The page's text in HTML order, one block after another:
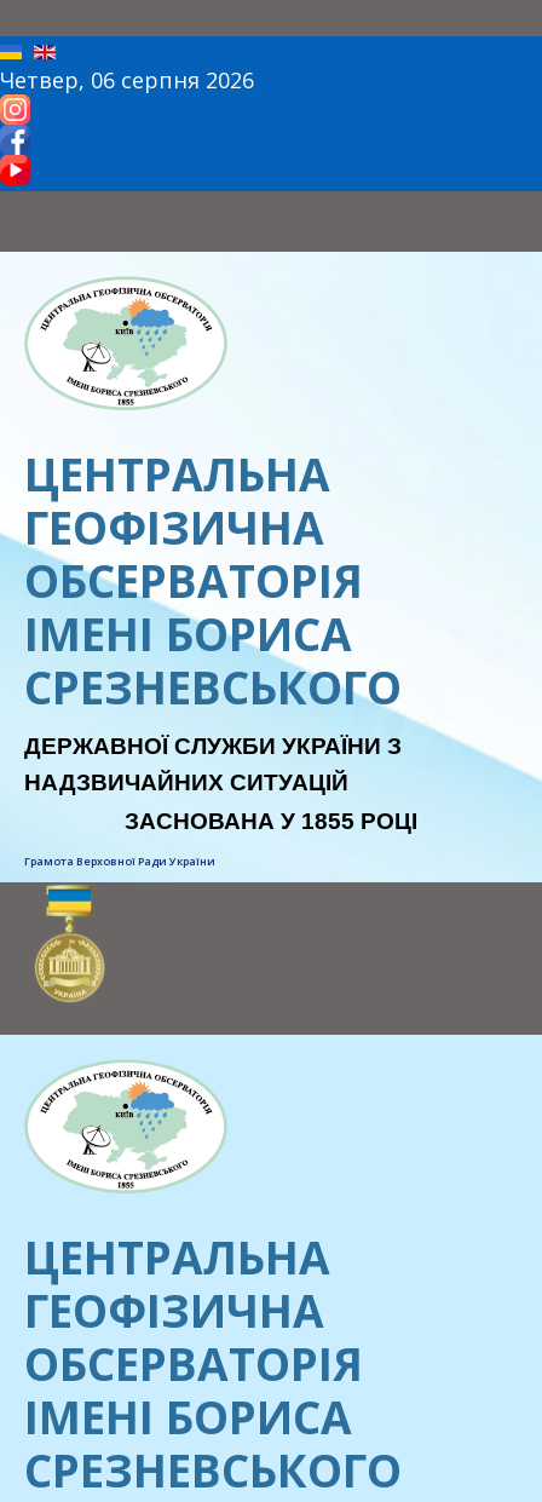
Четвер, 06 серпня 2026
ЦЕНТРАЛЬНА
ГЕОФІЗИЧНА
ОБСЕРВАТОРІЯ
ІМЕНІ БОРИСА
СРЕЗНЕВСЬКОГО
ДЕРЖАВНОЇ СЛУЖБИ УКРАЇНИ З
НАДЗВИЧАЙНИХ СИТУАЦІЙ
ЗАСНОВАНА У 1855 РОЦІ
Грамота Верховної Ради України
ЦЕНТРАЛЬНА
ГЕОФІЗИЧНА
ОБСЕРВАТОРІЯ
ІМЕНІ БОРИСА
СРЕЗНЕВСЬКОГО